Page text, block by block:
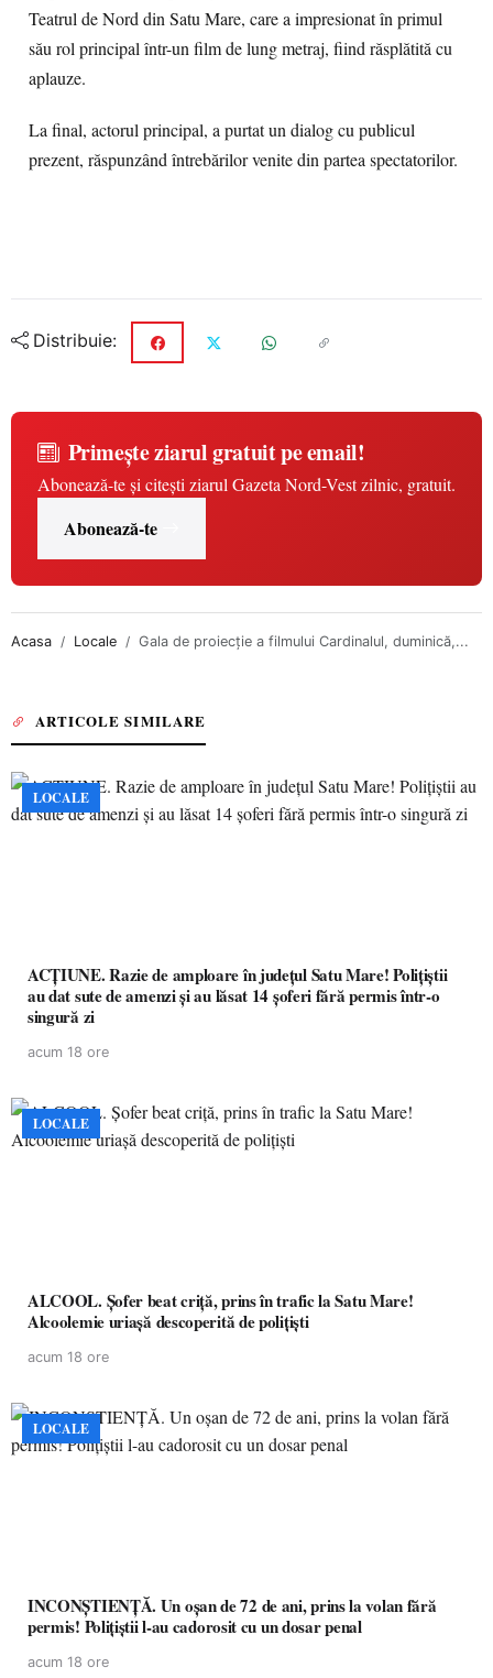
Teatrul de Nord din Satu Mare, care a impresionat în primul
său rol principal într-un film de lung metraj, fiind răsplătită cu
aplauze.
La final, actorul principal, a purtat un dialog cu publicul
prezent, răspunzând întrebărilor venite din partea spectatorilor.
Distribuie:
Primește ziarul gratuit pe email!
Abonează-te și citești ziarul Gazeta Nord-Vest zilnic, gratuit.
Abonează-te
Acasa Locale Gala de proiecție a filmului Cardinalul, duminică,...
ARTICOLE SIMILARE
LOCALE
ACȚIUNE. Razie de amploare în județul Satu Mare! Polițiștii
au dat sute de amenzi și au lăsat 14 șoferi fără permis într-o
singură zi
acum 18 ore
LOCALE
ALCOOL. Șofer beat criță, prins în trafic la Satu Mare!
Alcoolemie uriașă descoperită de polițiști
acum 18 ore
LOCALE
INCONȘTIENȚĂ. Un oșan de 72 de ani, prins la volan fără
permis! Polițiștii l-au cadorosit cu un dosar penal
acum 18 ore